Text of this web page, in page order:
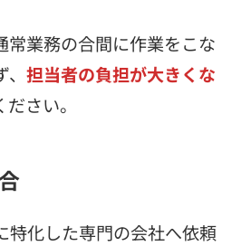
常業務の合間に作業をこな
担当者の負担が大きくな
さい。
特化した専門の会社へ依頼